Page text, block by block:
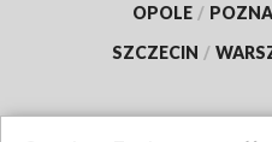
OPOLE /
SZCZECIN /